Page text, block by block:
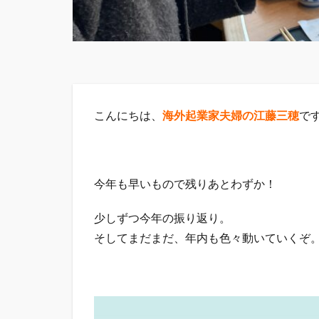
こんにちは、 海外起業家夫婦の江藤三穂で
今年も早いもので残りあとわずか！
少しずつ今年の振り返り。
そしてまだまだ、年内も色々動いていくぞ